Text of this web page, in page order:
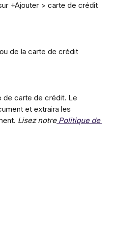
+Ajouter > carte de crédit
de la carte de crédit
de carte de crédit. Le
et extraira les
Lisez notre Politique de